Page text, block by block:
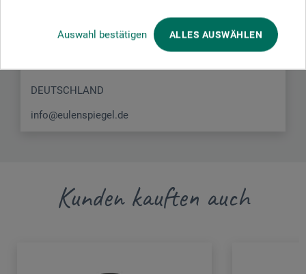
Auswahl bestätigen ALLES AUSWÄHLEN
Eulenspiegel Profi-Schminkfarben GmbH
Obergasse 7
DEUTSCHLAND
info@eulenspiegel.de
Kunden kauften auch